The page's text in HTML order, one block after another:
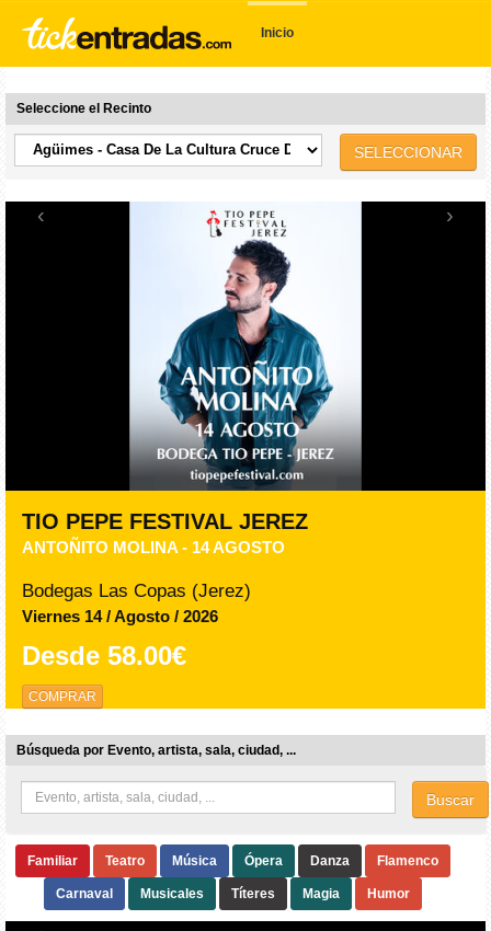
Inicio
Seleccione el Recinto
SELECCIONAR
‹ ›
TIO PEPE FESTIVAL JEREZ
ANTOÑITO MOLINA - 14 AGOSTO
Bodegas Las Copas (Jerez)
Viernes 14 / Agosto / 2026
Desde 58.00€
COMPRAR
Búsqueda por Evento, artista, sala, ciudad, ...
Buscar
Familiar Teatro Música Ópera Danza Flamenco
Carnaval Musicales Títeres Magia Humor